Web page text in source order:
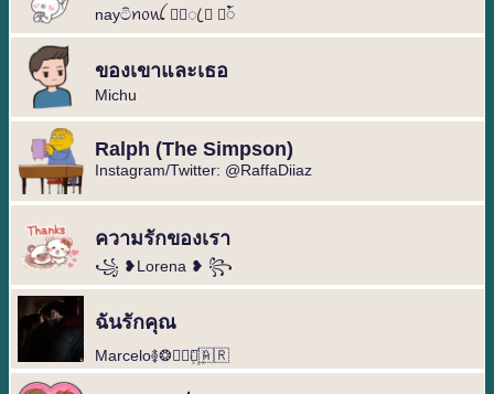
nayටිꪀ᥆ꪡ ྅⃕ꦿ ⃛ ⃙ꪳ
ของเขาและเธอ
Michu
Ralph (The Simpson)
Instagram/Twitter: @RaffaDiiaz
ความรักของเรา
꧁ ❥Lorena ❥ ꧂
ฉันรักคุณ
Marcelo࿅❂◐⃢⃟꙰🇦🇷